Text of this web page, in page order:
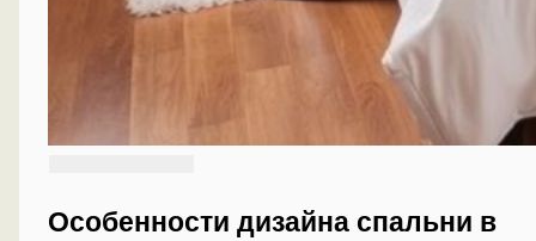
Особенности дизайна спальни в